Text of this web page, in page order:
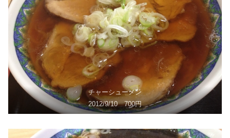
チャーシューメン
2012/9/10 700円